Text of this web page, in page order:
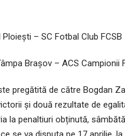
Ploiești – SC Fotbal Club FCSB
Brașov – ACS Campionii
pregătită de către Bogdan
și două rezultate de
la penaltiuri obținută,